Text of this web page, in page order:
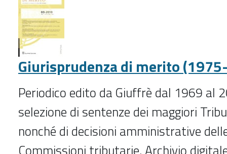
-
Giurisprudenza di merito
Periodico edito da Giuffrè dal 1969 al
selezione di sentenze dei maggiori
nonché di decisioni amministrative